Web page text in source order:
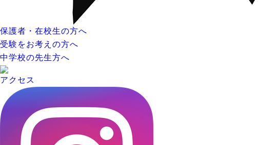
保護者・在校生の方へ
受験をお考えの方へ
中学校の先生方へ
アクセス